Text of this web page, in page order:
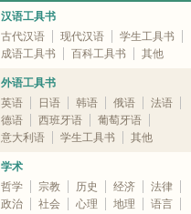
汉语工具书
古代汉语
现代汉语
学生工具书
成语工具书
百科工具书 其他
外语工具书
英语
日语 韩语 俄语
法语
德语
西班牙语
葡萄牙语
意大利语
学生工具书 其他
学术
哲学
宗教 历史 经济
法律
政治
社会 心理 地理
语言